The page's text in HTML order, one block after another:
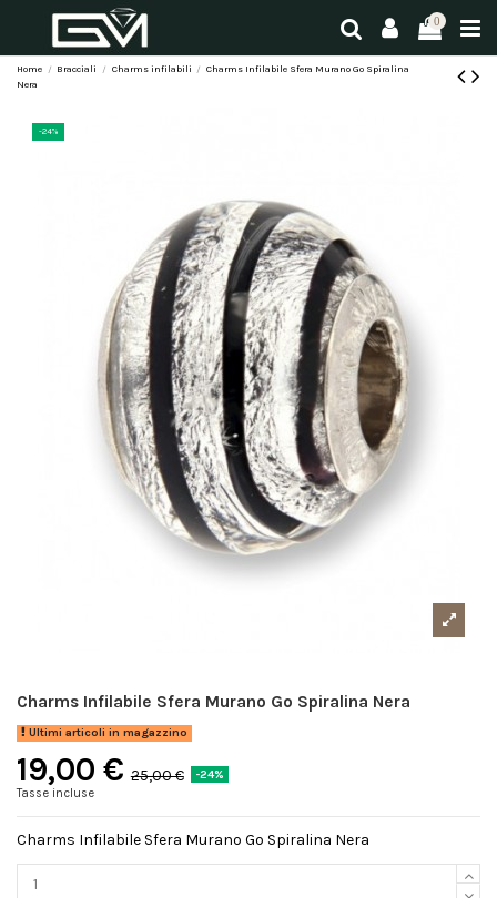
0
Home Bracciali Charms infilabili
Charms Infilabile Sfera Murano Go Spiralina
Nera
-24%
Charms Infilabile Sfera Murano Go Spiralina Nera
Ultimi articoli in magazzino
19,00 € 25,00 €
-24%
Tasse incluse
Charms Infilabile Sfera Murano Go Spiralina Nera